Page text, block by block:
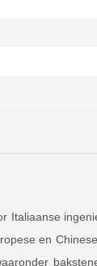
Italiaanse
en